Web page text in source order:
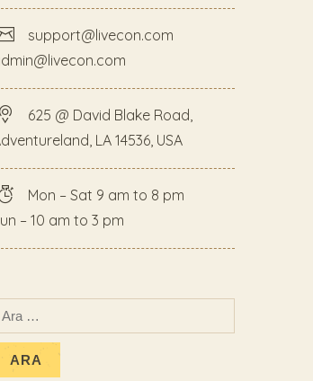
support@livecon.com
625 @ David Blake Road,
LA 14536, USA
Mon – Sat 9 am to 8 pm
– 10 am to 3 pm